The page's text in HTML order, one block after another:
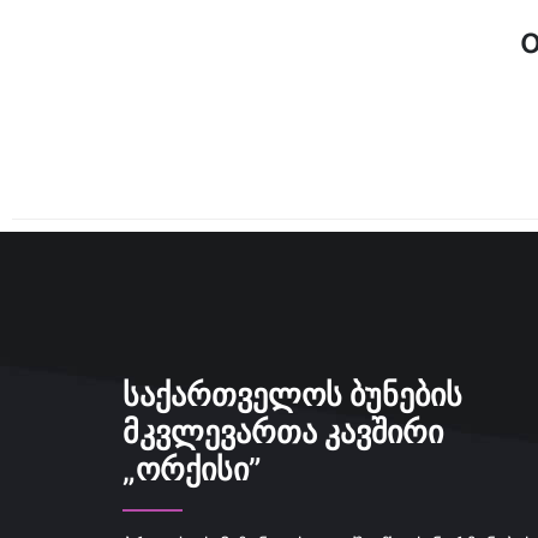
ᲡᲐᲥᲐᲠᲗᲕᲔᲚᲝᲡ ᲑᲣᲜᲔᲑᲘᲡ
ᲛᲙᲕᲚᲔᲕᲐᲠᲗᲐ ᲙᲐᲕᲨᲘᲠᲘ
„ᲝᲠᲥᲘᲡᲘ”